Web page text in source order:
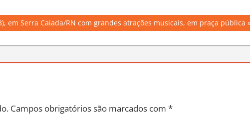
em Serra Caiada/RN com grandes atrações musicais, em praça pública
Campos obrigatórios são marcados com